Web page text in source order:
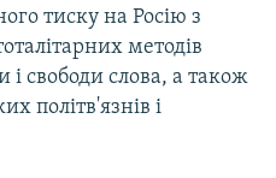
тиску на Росію з
методів
свободи слова, а також
політв'язнів і